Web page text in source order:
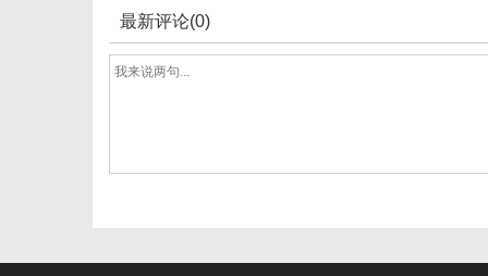
最新评论(0)